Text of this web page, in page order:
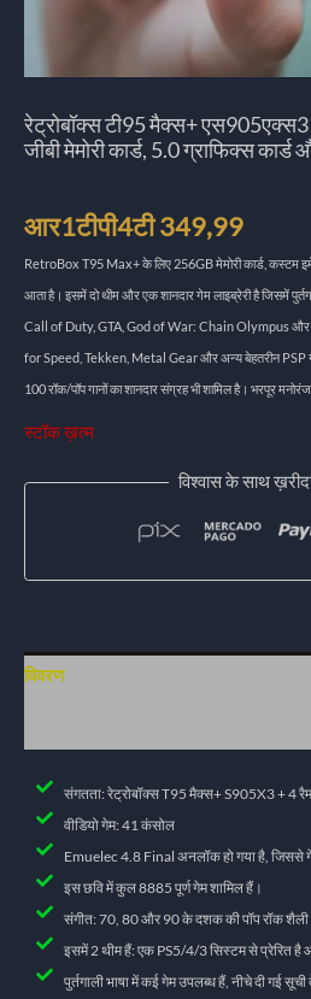
रेट्रोबॉक्स टी95 मैक्स+
जीबी मेमोरी कार्ड, 5.0 ग्राफिक्स कार्ड
आर1टीपी4टी349,99
RetroBox T95 Max+ के लिए 256GB मेमोरी कार्ड,
आता है। इसमें दो थीम और एक शानदार गेम लाइब्रेरी है जिसमें
Call of Duty, GTA, God of War: Chain Olympus और
for Speed, Tekken, Metal Gear और अन्य बेहतरीन
100 रॉक/पॉप गानों का शानदार संग्रह भी शामिल है। भरपूर
स्टॉक ख़त्म
विश्वास के साथ
विवरण
संगतता: रेट्रोबॉक्स T95 मैक्स+ S905X3 + 4 रैम
वीडियो गेम: 41 कंसोल
Emuelec 4.8 Final अनलॉक हो गया है, जिससे
इस छवि में कुल 8885 पूर्ण गेम शामिल हैं।
संगीत: 70, 80 और 90 के दशक की पॉप रॉक
इसमें 2 थीम हैं: एक PS5/4/3 सिस्टम से प्रेरित है
पुर्तगाली भाषा में कई गेम उपलब्ध हैं, नीचे दी गई